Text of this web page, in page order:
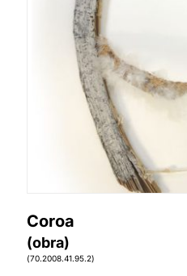
Coroa
(obra)
(70.2008.41.95.2)